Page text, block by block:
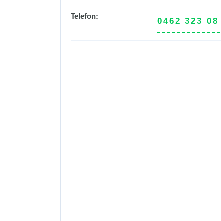
Telefon:
0462 323 08